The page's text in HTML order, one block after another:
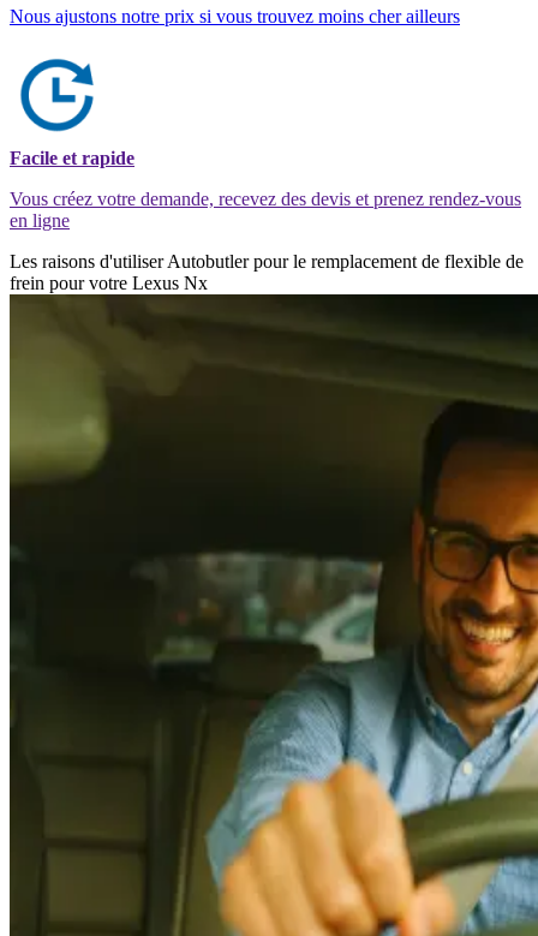
Nous ajustons notre prix si vous trouvez moins cher ailleurs
Facile et rapide
Vous créez votre demande, recevez des devis et prenez rendez-vous
en ligne
Les raisons d'utiliser Autobutler pour le remplacement de flexible de
frein pour votre Lexus Nx